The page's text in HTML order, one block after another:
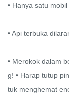
• Hanya satu
• Api terbuka
• Merokok dalam
g! • Harap tutup
tuk menghemat